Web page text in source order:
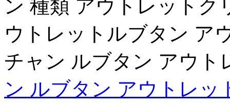
ン 種類 アウトレットク
ウトレットルブタン ア
チャン ルブタン アウト
ン ルブタン アウトレッ